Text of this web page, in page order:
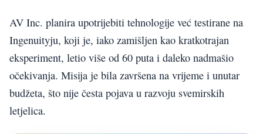
AV Inc. planira upotrijebiti tehnologije već testirane na
Ingenuityju, koji je, iako zamišljen kao kratkotrajan
eksperiment, letio više od 60 puta i daleko nadmašio
očekivanja. Misija je bila završena na vrijeme i unutar
budžeta, što nije česta pojava u razvoju svemirskih
letjelica.